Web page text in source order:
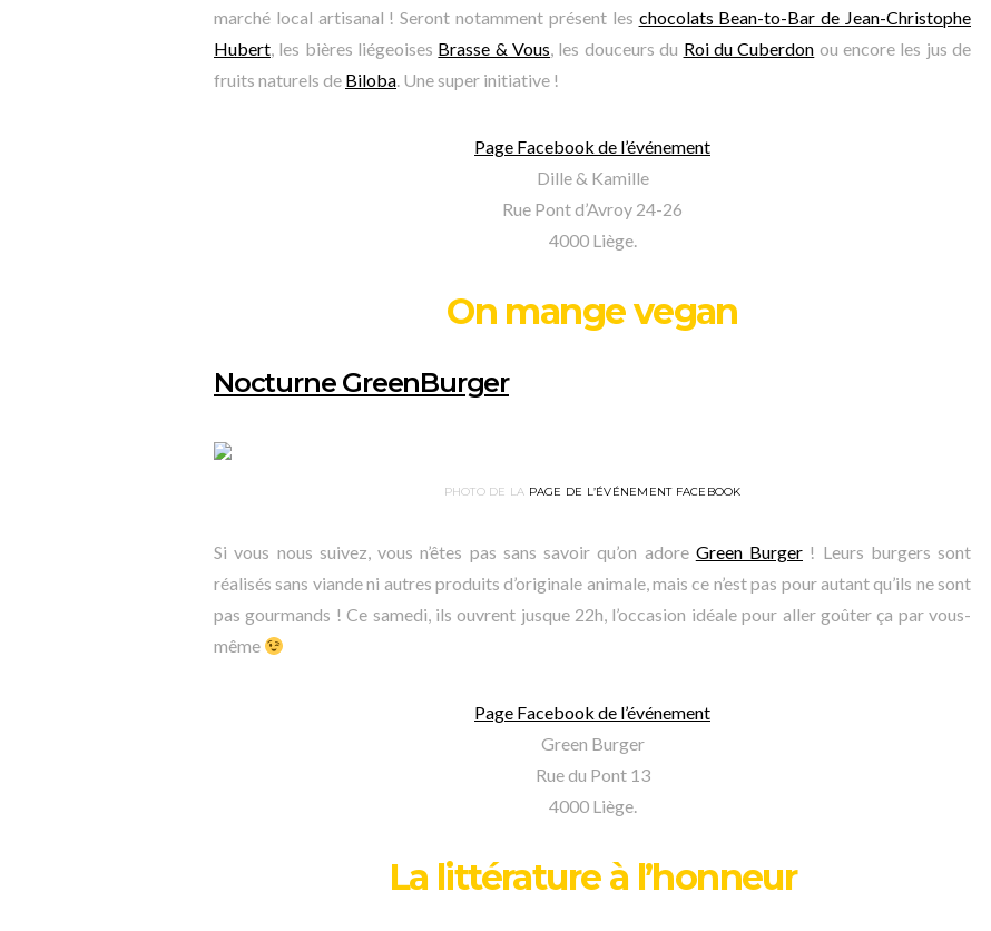
marché local artisanal ! Seront notamment présent les chocolats Bean-to-Bar de Jean-Christophe
Hubert, les bières liégeoises Brasse & Vous, les douceurs du Roi du Cuberdon ou encore les jus de
fruits naturels de Biloba. Une super initiative !
Page Facebook de l’événement
Dille & Kamille
Rue Pont d’Avroy 24-26
4000 Liège.
On mange vegan
Nocturne GreenBurger
PHOTO DE LA PAGE DE L’ÉVÉNEMENT FACEBOOK
Si vous nous suivez, vous n’êtes pas sans savoir qu’on adore Green Burger ! Leurs burgers sont
réalisés sans viande ni autres produits d’originale animale, mais ce n’est pas pour autant qu’ils ne sont
pas gourmands ! Ce samedi, ils ouvrent jusque 22h, l’occasion idéale pour aller goûter ça par vous-
même
Page Facebook de l’événement
Green Burger
Rue du Pont 13
4000 Liège.
La littérature à l’honneur